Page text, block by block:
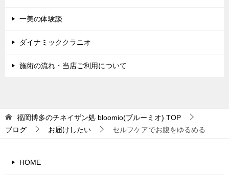
一美の体験談
ダイナミッククラニオ
施術の流れ・当店ご利用について
福岡博多のチネイザン処 bloomio(ブルーミオ) TOP
ブログ
お届けしたい セルフケアでお腹をゆるめる
HOME